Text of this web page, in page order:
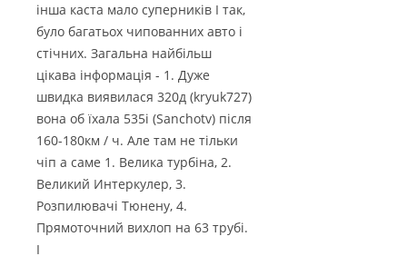
інша каста мало суперників І так,
було багатьох чипованних авто і
стічних. Загальна найбільш
цікава інформація - 1. Дуже
швидка виявилася 320д (kryuk727)
вона об їхала 535i (Sanchotv) після
160-180км / ч. Але там не тільки
чіп а саме 1. Велика турбіна, 2.
Великий Интеркулер, 3.
Розпилювачі Тюнену, 4.
Прямоточний вихлоп на 63 трубі.
І